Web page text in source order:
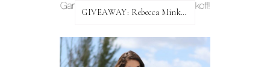
GIVEAWAY: Rebecca Minkoff Bag!